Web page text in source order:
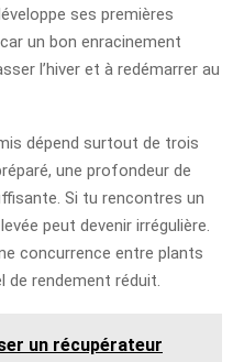
ses premières
un bon enracinement
l’hiver et à redémarrer au
dépend surtout de trois
une profondeur de
Si tu rencontres un
peut devenir irrégulière.
concurrence entre plants
rendement réduit.
un récupérateur